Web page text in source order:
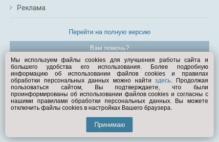
Реклама
Перейти на полную версию
Вам помочь?
© Exist.ru 1998—2026
Мы используем файлы cookies для улучшения работы сайта и
большего удобства его использования. Более подробную
информацию об использовании файлов cookies и правилах
обработки персональных данных можно найтиздесь. Продолжая
пользоваться сайтом, Вы подтверждаете, что были
проинформированы об использовании файлов cookies и согласны с
нашими правилами обработки персональных данных. Вы можете
отключить файлы cookies в настройках Вашего браузера.
Принимаю